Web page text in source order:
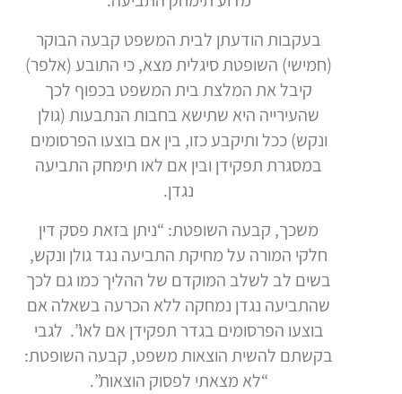
בעקבות הודעתן לבית המשפט קבעה הבוקר
(חמישי) השופטת סיגלית מצא, כי התובע (אלפר)
קיבל את המלצת בית המשפט בכפוף לכך
שהעירייה היא שתישא בחבות הנתבעות (גולן
ונקש) ככל ותיקבע כזו, בין אם בוצעו הפרסומים
במסגרת תפקידן ובין אם לאו תימחק התביעה
נגדן.
משכך, קבעה השופטת: “ניתן בזאת פסק דין
חלקי המורה על מחיקת התביעה נגד גולן ונקש,
בשים לב לשלב המוקדם של ההליך כמו גם לכך
שהתביעה נגדן נמחקה ללא הכרעה בשאלה אם
בוצעו הפרסומים בגדר תפקידן אם לאו”. לגבי
בקשתם להשית הוצאות משפט, קבעה השופטת:
“לא מצאתי לפסוק הוצאות”.